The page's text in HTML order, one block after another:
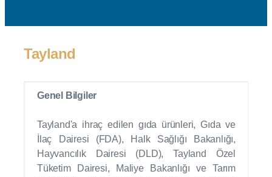
Tayland
Genel Bilgiler
Tayland'a ihraç edilen gıda ürünleri, Gıda ve
İlaç Dairesi (FDA), Halk Sağlığı Bakanlığı,
Hayvancılık Dairesi (DLD), Tayland Özel
Tüketim Dairesi, Maliye Bakanlığı ve Tarım